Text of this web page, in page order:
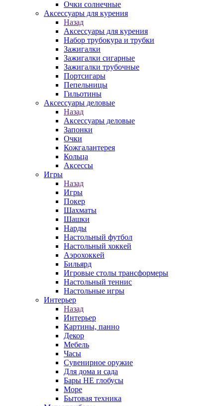
Очки солнечные
Аксессуары для курения
Назад
Аксессуары для курения
Набор трубокура и трубки
Зажигалки
Зажигалки сигарные
Зажигалки трубочные
Портсигары
Пепельницы
Гильотины
Аксессуары деловые
Назад
Аксессуары деловые
Запонки
Очки
Кожгалантерея
Кольца
Аксессы
Игры
Назад
Игры
Покер
Шахматы
Шашки
Нарды
Настольный футбол
Настольный хоккей
Аэрохоккей
Бильярд
Игровые столы трансформеры
Настольный теннис
Настольные игры
Интерьер
Назад
Интерьер
Картины, панно
Декор
Мебель
Часы
Сувенирное оружие
Для дома и сада
Бары НЕ глобусы
Море
Бытовая техника